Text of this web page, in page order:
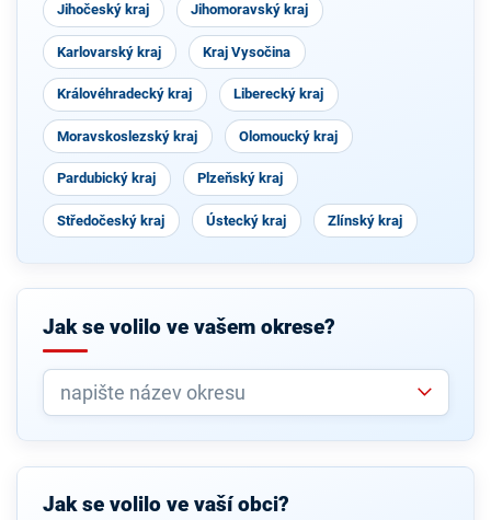
Jihočeský kraj Jihomoravský kraj
Karlovarský kraj Kraj Vysočina
Královéhradecký kraj Liberecký kraj
Moravskoslezský kraj Olomoucký kraj
Pardubický kraj Plzeňský kraj
Středočeský kraj Ústecký kraj Zlínský kraj
Jak se volilo ve vašem okrese?
Jak se volilo ve vaší obci?